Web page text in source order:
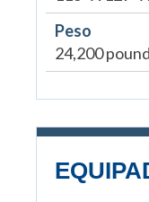
Peso
24,200